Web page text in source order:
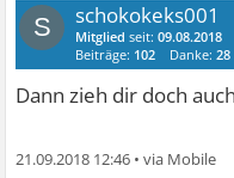
S schokokeks001
Mitglied seit:09.08.2018
Beiträge: 102 Danke:28
Dann zieh dir doch
21.09.2018 12:46 •